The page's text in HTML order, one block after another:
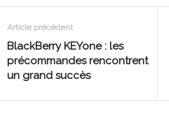
Article précédent
BlackBerry KEYone : les
précommandes rencontrent
un grand succès